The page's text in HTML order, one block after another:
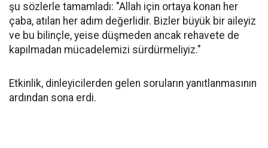
şu sözlerle tamamladı: "Allah için ortaya konan her
çaba, atılan her adım değerlidir. Bizler büyük bir aileyiz
ve bu bilinçle, yeise düşmeden ancak rehavete de
kapılmadan mücadelemizi sürdürmeliyiz."
Etkinlik, dinleyicilerden gelen soruların yanıtlanmasının
ardından sona erdi.